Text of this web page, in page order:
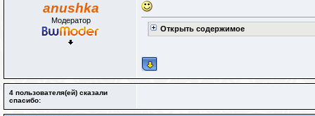
anushka
Модератор
Открыть содержимое
4 пользователя(ей) сказали
cпасибо: